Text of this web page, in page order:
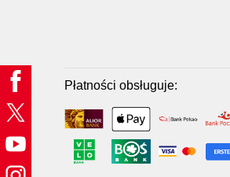
Płatności obsługuje: